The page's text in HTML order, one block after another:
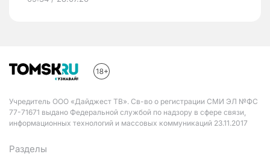
Учредитель ООО «Дайджест ТВ». Св-во о регистрации СМИ ЭЛ №ФС
77-71671 выдано Федеральной службой по надзору в сфере связи,
информационных технологий и массовых коммуникаций 23.11.2017
Разделы